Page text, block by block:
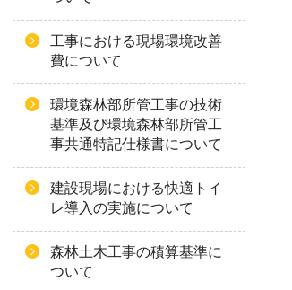
工事における現場環境改善
費について
環境森林部所管工事の技術
基準及び環境森林部所管工
事共通特記仕様書について
建設現場における快適トイ
レ導入の実施について
森林土木工事の積算基準に
ついて